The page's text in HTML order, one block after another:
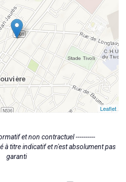
Leaflet
et non contractuel ----------
à titre indicatif et n'est absolument pas
garanti